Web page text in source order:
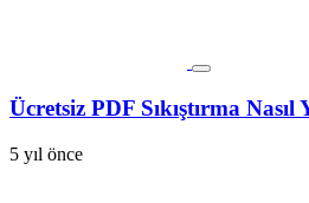
Ücretsiz PDF Sıkıştırma Nasıl
5 yıl önce